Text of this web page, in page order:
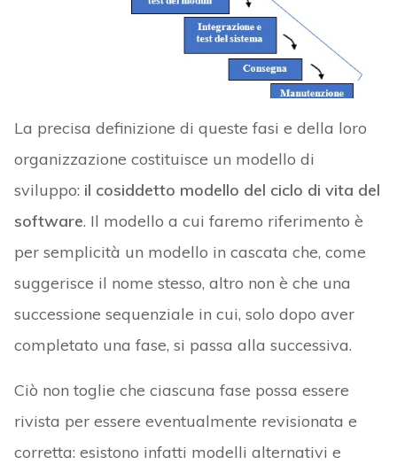
La precisa definizione di queste fasi e della loro
organizzazione costituisce un modello di
sviluppo: il cosiddetto modello del ciclo di vita del
software. Il modello a cui faremo riferimento è
per semplicità un modello in cascata che, come
suggerisce il nome stesso, altro non è che una
successione sequenziale in cui, solo dopo aver
completato una fase, si passa alla successiva.
Ciò non toglie che ciascuna fase possa essere
rivista per essere eventualmente revisionata e
corretta: esistono infatti modelli alternativi e